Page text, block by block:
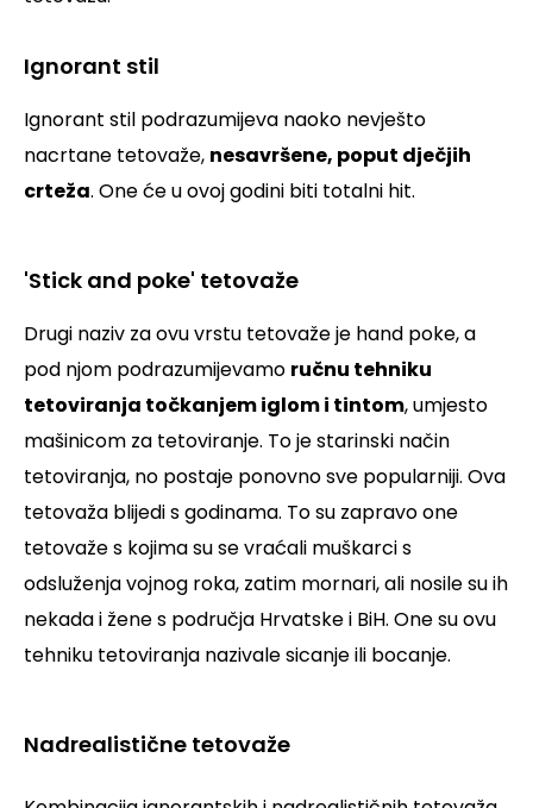
Ignorant stil
Ignorant stil podrazumijeva naoko nevješto
nacrtane tetovaže, nesavršene, poput dječjih
crteža. One će u ovoj godini biti totalni hit.
'Stick and poke' tetovaže
Drugi naziv za ovu vrstu tetovaže je hand poke, a
pod njom podrazumijevamo ručnu tehniku
tetoviranja točkanjem iglom i tintom, umjesto
mašinicom za tetoviranje. To je starinski način
tetoviranja, no postaje ponovno sve popularniji. Ova
tetovaža blijedi s godinama. To su zapravo one
tetovaže s kojima su se vraćali muškarci s
odsluženja vojnog roka, zatim mornari, ali nosile su ih
nekada i žene s područja Hrvatske i BiH. One su ovu
tehniku tetoviranja nazivale sicanje ili bocanje.
Nadrealistične tetovaže